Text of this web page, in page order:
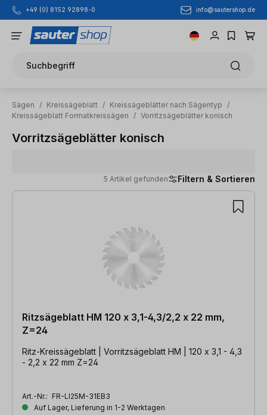
Zum Hauptinhalt springen
+49 (0) 8152 92898-0 info@sautershop.de
Suchbegriff
Sägen / Kreissägeblatt / Kreissägeblätter nach Sägentyp
/
Kreissägeblatt Formatkreissägen
/ Vorritzsägeblätter konisch
Vorritzsägeblätter konisch
5 Artikel gefunden Filtern & Sortieren
5 Artikel gefunden
Ritzsägeblatt HM 120 x 3,1-4,3/2,2 x 22 mm,
Z=24
Ritz-Kreissägeblatt | Vorritzsägeblatt HM | 120 x 3,1 - 4,3
- 2,2 x 22 mm Z=24
Art.-Nr.: FR-LI25M-31EB3
Auf Lager, Lieferung in 1-2 Werktagen